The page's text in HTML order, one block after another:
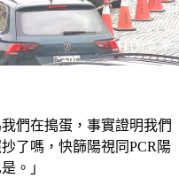
們在搗蛋，事實證明我們
了嗎，快篩陽視同PCR陽
。」